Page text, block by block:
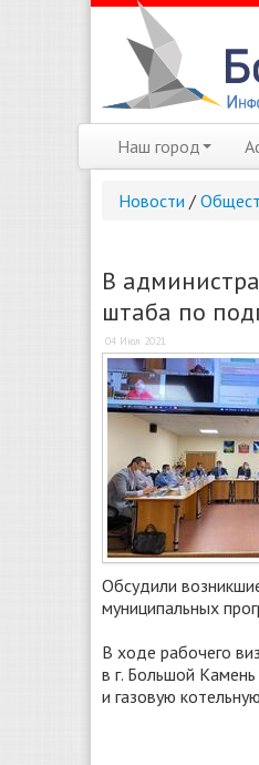
Наш город
Новости /
В
штаба по
04 Июл 2021
Обсудили
муниципальных
В ходе рабочего
в г. Большой
и газовую